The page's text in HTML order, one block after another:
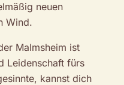
neuen
Wind.
Malmsheim ist
Leidenschaft fürs
kannst dich